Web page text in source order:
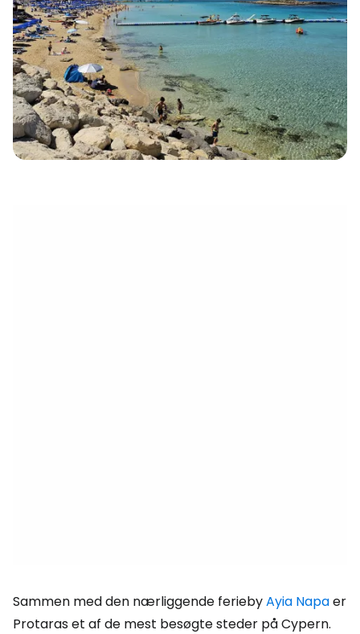
Sammen med den nærliggende feriebyAyia Napaer
Protaras et af de mest besøgte steder på Cypern.